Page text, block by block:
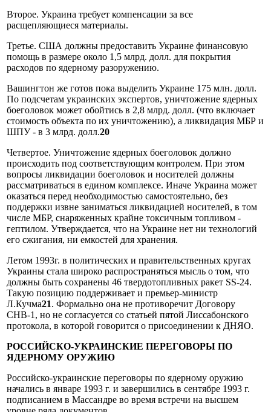
Второе. Украина требует компенсации за все
расщепляющиеся материалы.
Третье. США должны предоставить Украине финансовую
помощь в размере около 1,5 млрд. долл. для покрытия
расходов по ядерному разоружению.
Вашингтон же готов пока выделить Украине 175 млн. долл.
По подсчетам украинских экспертов, уничтожение ядерных
боеголовок может обойтись в 2,8 млрд. долл. (что включает
стоимость объекта по их уничтожению), а ликвидация МБР и
ШПУ - в 3 млрд. долл.20
Четвертое. Уничтожение ядерных боеголовок должно
происходить под соответствующим контролем. При этом
вопросы ликвидации боеголовок и носителей должны
рассматриваться в едином комплексе. Иначе Украина может
оказаться перед необходимостью самостоятельно, без
поддержки извне заниматься ликвидацией носителей, в том
числе МБР, снаряженных крайне токсичным топливом -
гептилом. Утверждается, что на Украине нет ни технологий
его сжигания, ни емкостей для хранения.
Летом 1993г. в политических и правительственных кругах
Украины стала широко распространяться мысль о том, что
должны быть сохранены 46 твердотопливных ракет SS-24.
Такую позицию поддерживает и премьер-министр
Л.Кучма21. Формально она не противоречит Договору
СНВ-1, но не согласуется со статьей пятой Лиссабонского
протокола, в которой говорится о присоединении к ДНЯО.
РОССИЙСКО-УКРАИНСКИЕ ПЕРЕГОВОРЫ ПО
ЯДЕРНОМУ ОРУЖИЮ
Российско-украинские переговоры по ядерному оружию
начались в январе 1993 г. и завершились в сентябре 1993 г.
подписанием в Массандре во время встречи на высшем